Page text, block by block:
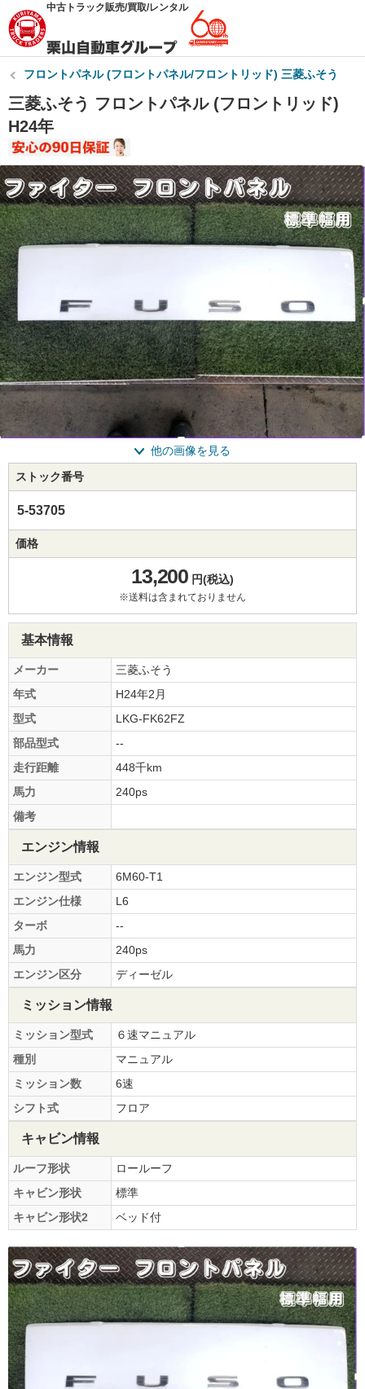
中古トラック販売/買取/レンタル
フロントパネル (フロントパネル/フロントリッド) 三菱ふそう
三菱ふそう フロントパネル (フロントリッド)
H24年
他の画像を見る
ストック番号
5-53705
価格
13,200円(税込)
※送料は含まれておりません
基本情報
メーカー
三菱ふそう
年式
H24年2月
型式
LKG-FK62FZ
部品型式
--
走行距離
448千km
馬力
240ps
備考
エンジン情報
エンジン型式
6M60-T1
エンジン仕様
L6
ターボ
--
馬力
240ps
エンジン区分
ディーゼル
ミッション情報
ミッション型式
６速マニュアル
種別
マニュアル
ミッション数
6速
シフト式
フロア
キャビン情報
ルーフ形状
ロールーフ
キャビン形状
標準
キャビン形状2
ベッド付